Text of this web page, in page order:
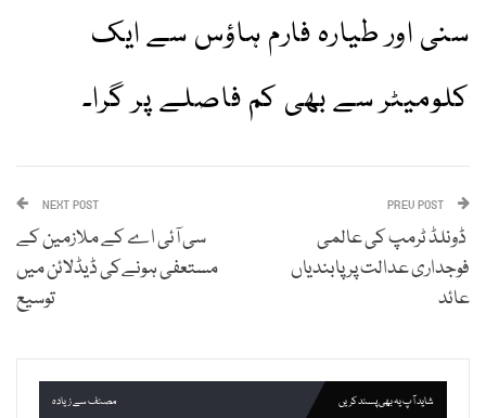
سنی اور طیارہ فارم ہاؤس سے ایک
کلومیٹر سے بھی کم فاصلے پر گرا۔
ڈونلڈ ٹرمپ کی عالمی
فوجداری عدالت پر پابندیاں
عائد
NEXT POST
سی آئی اے کے ملازمین کے
مستعفی ہونےکی ڈیڈلائن میں
توسیع
شاید آپ یہ بھی پسند کریں مصنف سے زیادہ